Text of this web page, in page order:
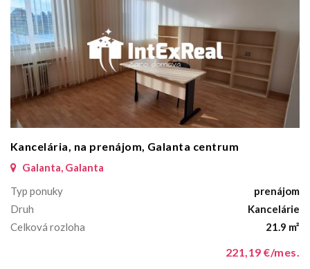
Kancelária, na prenájom, Galanta centrum
Galanta, Galanta
Typ ponuky
prenájom
Druh
Kancelárie
Celková rozloha
21.9 m²
221,19 €/mes.